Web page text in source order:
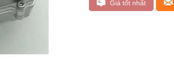
Giá tốt nhất